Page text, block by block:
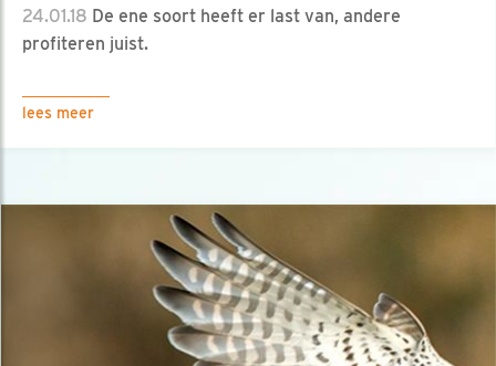
24.01.18 De ene soort heeft er last van, andere
profiteren juist.
lees meer